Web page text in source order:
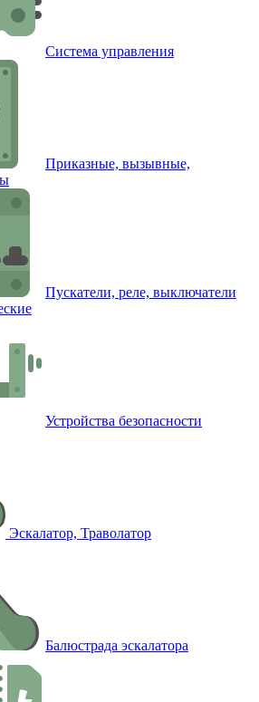
Система управления
Приказные, вызывные,
Пускатели, реле, выключатели
Устройства безопасности
Эскалатор, Траволатор
Балюстрада эскалатора